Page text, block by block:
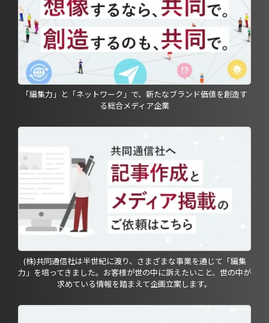
「編集力」と「ネットワーク」で、新たなブランド価値を創造す
る総合メディア企業
(株)共同通信社は半世紀に渡り、さまざまな事業を通じて「編集
力」を培ってきました。お客様が世の中に訴えたいこと、世の中が
求めている情報を踏まえて企画立案します。